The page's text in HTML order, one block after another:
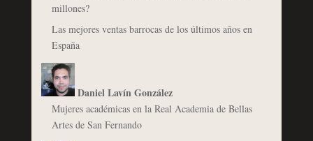
millones?
Las mejores ventas barrocas de los últimos años en
España
Daniel Lavín González
Mujeres académicas en la Real Academia de Bellas
Artes de San Fernando